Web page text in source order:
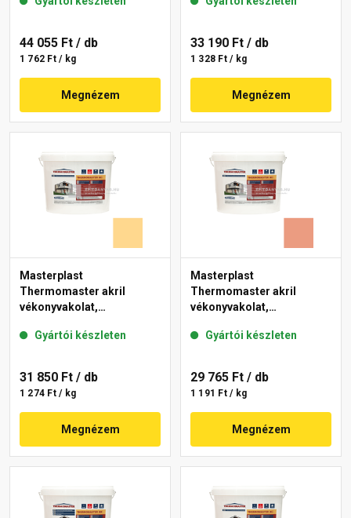
44 055 Ft / db
1 762 Ft / kg
Megnézem
33 190 Ft / db
1 328 Ft / kg
Megnézem
Masterplast
Thermomaster akril
vékonyvakolat,
01-D 25 kg
Gyártói készleten
31 850 Ft / db
1 274 Ft / kg
Megnézem
Masterplast
Thermomaster akril
vékonyvakolat,
17-C 25 kg
Gyártói készleten
29 765 Ft / db
1 191 Ft / kg
Megnézem